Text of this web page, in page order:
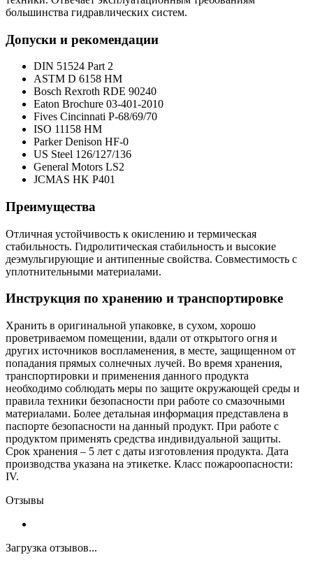
большинства гидравлических систем.
Допуски и рекомендации
DIN 51524 Part 2
ASTM D 6158 HM
Bosch Rexroth RDE 90240
Eaton Brochure 03-401-2010
Fives Cincinnati P-68/69/70
ISO 11158 HM
Parker Denison HF-0
US Steel 126/127/136
General Motors LS2
JCMAS HK P401
Преимущества
Отличная устойчивость к окислению и термическая
стабильность. Гидролитическая стабильность и высокие
деэмульгирующие и антипенные свойства. Совместимость с
уплотнительными материалами.
Инструкция по хранению и транспортировке
Хранить в оригинальной упаковке, в сухом, хорошо
проветриваемом помещении, вдали от открытого огня и
других источников воспламенения, в месте, защищенном от
попадания прямых солнечных лучей. Во время хранения,
транспортировки и применения данного продукта
необходимо соблюдать меры по защите окружающей среды и
правила техники безопасности при работе со смазочными
материалами. Более детальная информация представлена в
паспорте безопасности на данный продукт. При работе с
продуктом применять средства индивидуальной защиты.
Срок хранения – 5 лет с даты изготовления продукта. Дата
производства указана на этикетке. Класс пожароопасности:
IV.
Отзывы
Загрузка отзывов...